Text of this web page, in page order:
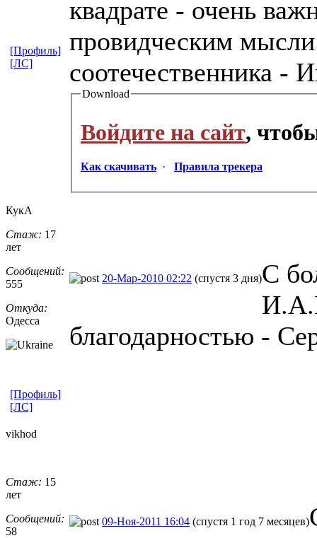
квадрате - очень
провидческим
соотечественника -
Download
Войдите на сайт,
Как скачивать · Правила трекера
[Профиль]
[ЛС]
КукА
Стаж: 17
лет
Сообщений:
555
Откуда:
Одесса
20-Мар-2010 02:22 (спустя 3 дня)С
благодарностью -
[Профиль]
[ЛС]
vikhod
Стаж: 15
лет
Сообщений:
58
09-Ноя-2011 16:04 (спустя 1 год 7 месяцев)